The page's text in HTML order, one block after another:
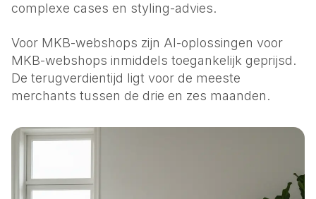
complexe cases en styling-advies.
Voor MKB-webshops zijn AI-oplossingen voor
MKB-webshops inmiddels toegankelijk geprijsd.
De terugverdientijd ligt voor de meeste
merchants tussen de drie en zes maanden.